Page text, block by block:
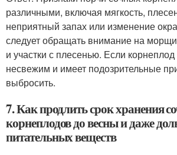
различными, включая мягкость,
неприятный запах или изменение
следует обращать внимание на
и участки с плесенью. Если
несвежим и имеет подозрительные
выбросить.
7. Как продлить срок хранения
корнеплодов до весны и даже
питательных веществ